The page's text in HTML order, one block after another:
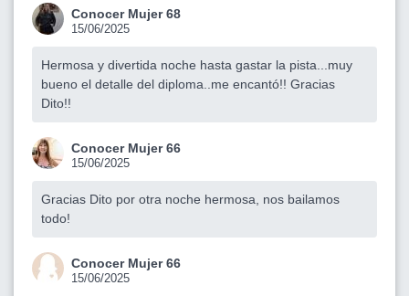
Conocer Mujer 68
15/06/2025
Hermosa y divertida noche hasta gastar la pista...muy
bueno el detalle del diploma..me encantó!! Gracias
Dito!!
Conocer Mujer 66
15/06/2025
Gracias Dito por otra noche hermosa, nos bailamos
todo!
Conocer Mujer 66
15/06/2025